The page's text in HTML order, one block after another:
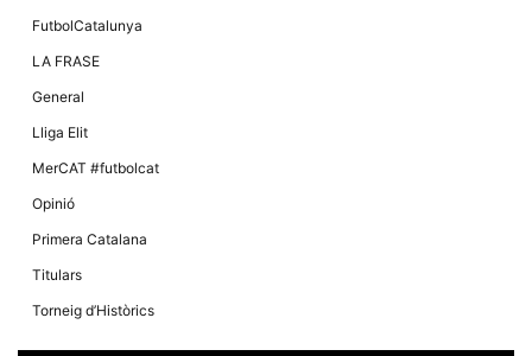
FutbolCatalunya
LA FRASE
General
Lliga Elit
MerCAT #futbolcat
Opinió
Primera Catalana
Titulars
Torneig d’Històrics